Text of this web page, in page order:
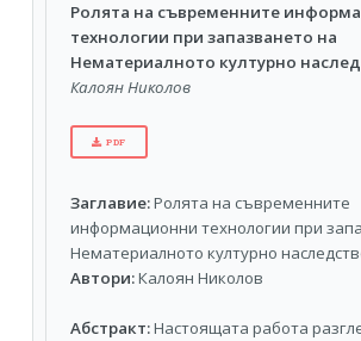
Ролята на съвременните
технологии при запазването на
Нематериалното културно
Калоян Николов
PDF
Заглавие:Ролята на съвременните
информационни технологии при
Нематериалното културно
Автори:Калоян Николов
Абстракт:Настоящата работа